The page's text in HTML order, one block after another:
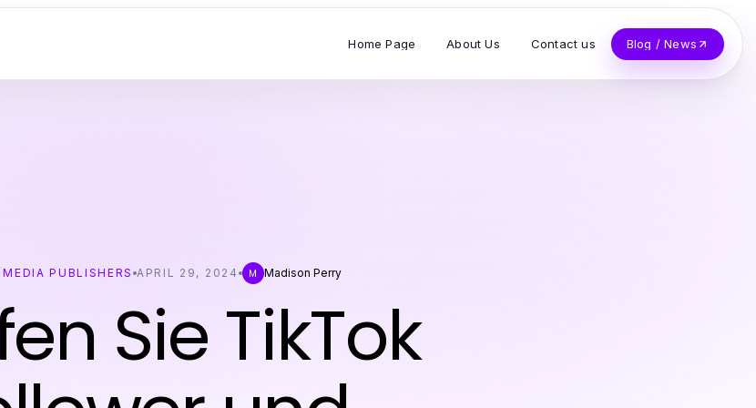
Home Page About Us Contact us Blog / News
PUBLISHERS APRIL 29, 2024 M Madison Perry
Sie TikTok